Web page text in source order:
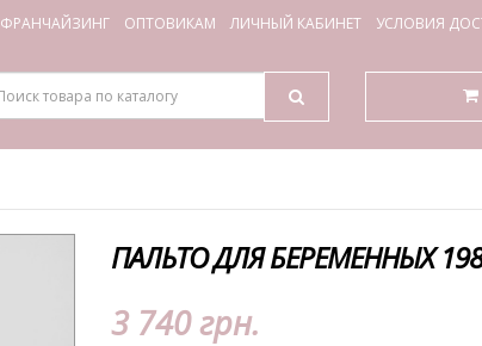
ФРАНЧАЙЗИНГ ОПТОВИКАМ ЛИЧНЫЙ КАБИНЕТ УСЛОВИЯ
ПАЛЬТО ДЛЯ БЕРЕМЕННЫХ
3 740 грн.